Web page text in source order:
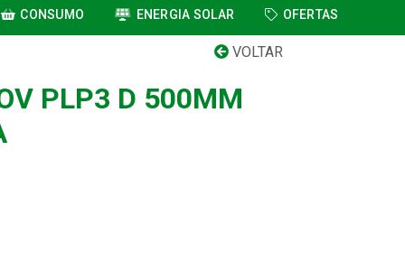
CONSUMO ENERGIA SOLAR OFERTAS
VOLTAR
PLP3 D 500MM